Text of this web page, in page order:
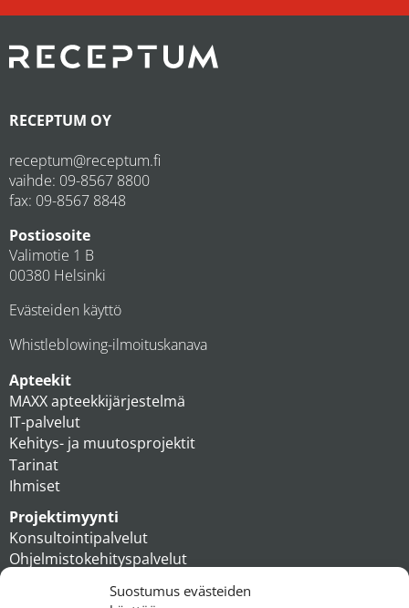
Suostumus evästeiden
RECEPTUM OY
receptum@receptum.fi
vaihde: 09-8567 8800
fax: 09-8567 8848
Postiosoite
Valimotie 1 B
00380 Helsinki
Evästeiden käyttö
Whistleblowing-ilmoituskanava
Apteekit
MAXX apteekkijärjestelmä
IT-palvelut
Kehitys- ja muutosprojektit
Tarinat
Ihmiset
Projektimyynti
Konsultointipalvelut
Ohjelmistokehityspalvelut